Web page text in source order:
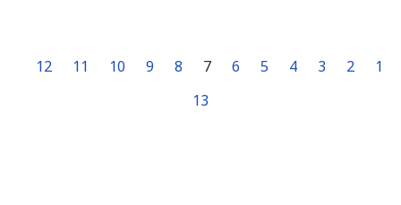
1
2
3
4
5
6
7
8
9
10
11
12
13